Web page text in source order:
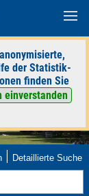
der Statistik-
finden Sie
einverstanden
| Detaillierte Suche